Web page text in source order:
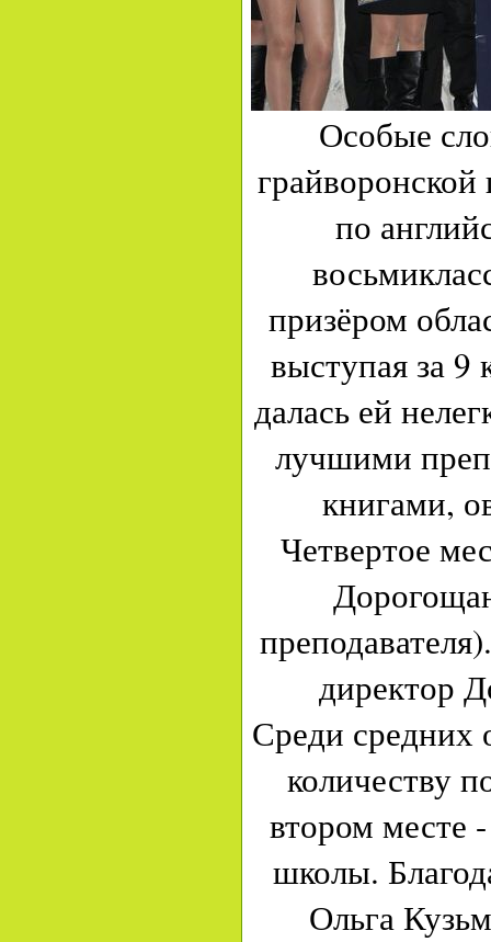
Особые
по
призёром
выступая за 9
далась ей
лучшими
книгами,
Четвертое
директор
Среди средних
количеству
втором месте
школы.
Ольга